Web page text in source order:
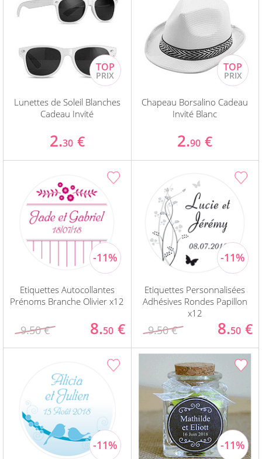
Lunettes de Soleil Blanches
Cadeau Invité
2.30 €
Chapeau Borsalino Cadeau
Invité Blanc
2.90 €
Etiquettes Autocollantes
Prénoms Branche Olivier x12
9.50 € 8.50 €
Etiquettes Personnalisées
Adhésives Rondes Papillon
x12
9.50 € 8.50 €